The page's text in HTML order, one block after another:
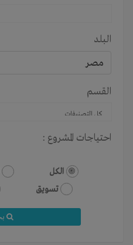
البلد
مصر
القسم
احتياجات المشروع :
الكل
تسويق